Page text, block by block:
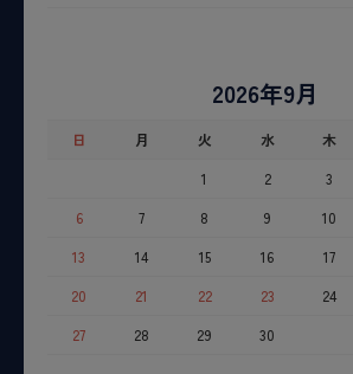
2026年9月
日 月 火 水 木
1
2 3
6
7 8 9 10
13
14 15 16 17
20
21 22 23 24
27
28 29 30